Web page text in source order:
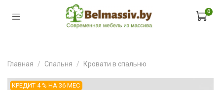
0
Главная Спальня Кровати в спальню
КРЕДИТ 4 % НА 36 МЕС